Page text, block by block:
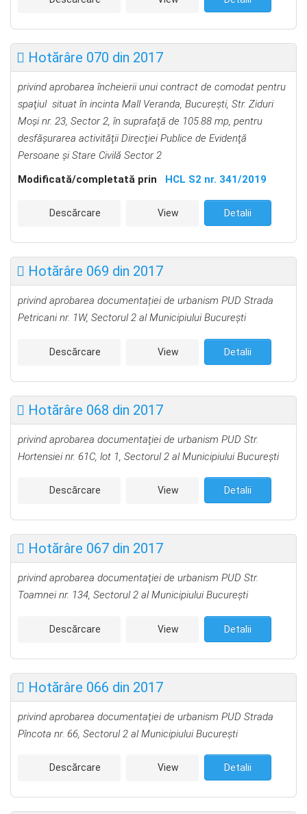
Hotărâre 070 din 2017
privind aprobarea încheierii unui contract de comodat pentru
spaţiul situat în incinta Mall Veranda, Bucureşti, Str. Ziduri
Moşi nr. 23, Sector 2, în suprafaţă de 105.88 mp, pentru
desfăşurarea activităţii Direcţiei Publice de Evidenţă
Persoane şi Stare Civilă Sector 2
Modificată/completată prin HCL S2 nr. 341/2019
Descărcare View Detalii
Hotărâre 069 din 2017
privind aprobarea documentației de urbanism PUD Strada
Petricani nr. 1W, Sectorul 2 al Municipiului Bucureşti
Descărcare View Detalii
Hotărâre 068 din 2017
privind aprobarea documentaţiei de urbanism PUD Str.
Hortensiei nr. 61C, lot 1, Sectorul 2 al Municipiului Bucureşti
Descărcare View Detalii
Hotărâre 067 din 2017
privind aprobarea documentaţiei de urbanism PUD Str.
Toamnei nr. 134, Sectorul 2 al Municipiului Bucureşti
Descărcare View Detalii
Hotărâre 066 din 2017
privind aprobarea documentaţiei de urbanism PUD Strada
Pîncota nr. 66, Sectorul 2 al Municipiului Bucureşti
Descărcare View Detalii